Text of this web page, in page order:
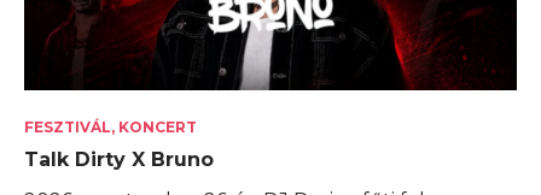
FESZTIVÁL, KONCERT
Talk Dirty X Bruno